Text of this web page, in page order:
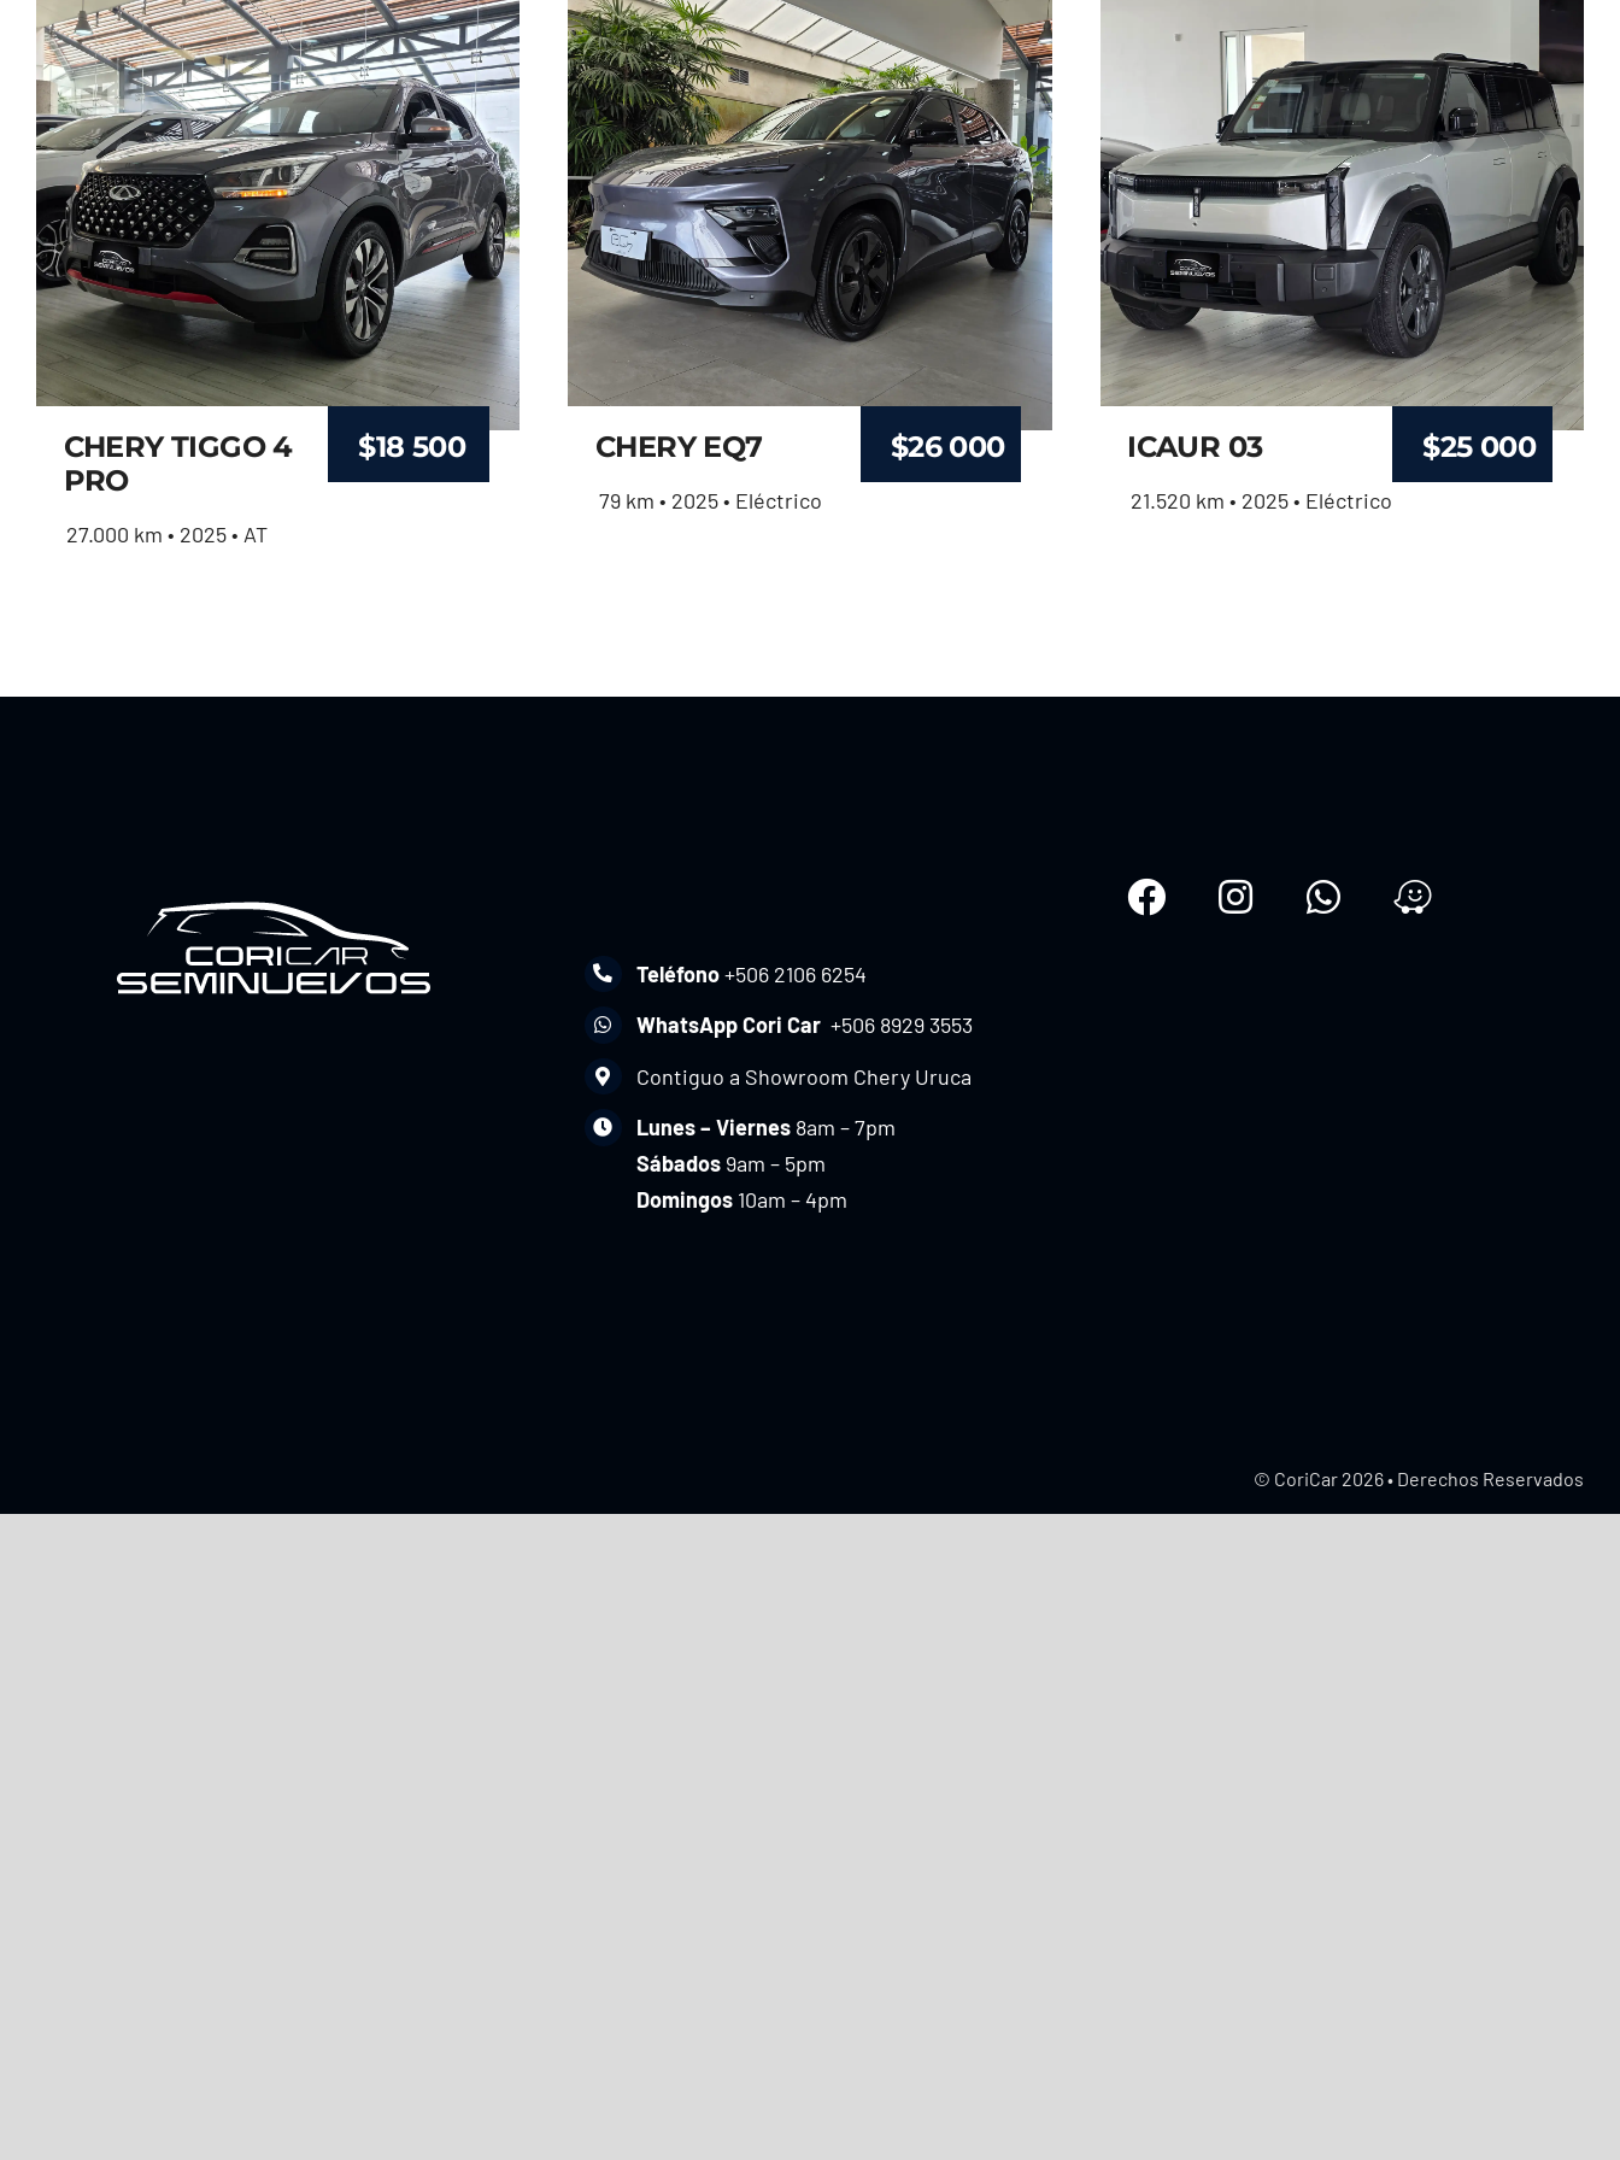
CHERY TIGGO 4
PRO
$18 500
27.000 km • 2025 • AT
CHERY EQ7 $26 000
79 km • 2025 • Eléctrico
ICAUR 03 $25 000
21.520 km • 2025 • Eléctrico
Teléfono+506 2106 6254
WhatsApp Cori Car +506 8929 3553
Contiguo a Showroom Chery Uruca
Lunes – Viernes 8am – 7pm
Sábados 9am – 5pm
Domingos 10am – 4pm
© CoriCar 2026 • Derechos Reservados